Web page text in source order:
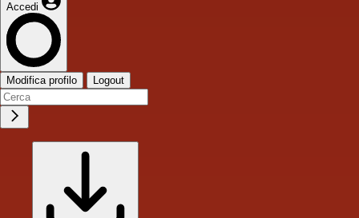
Accedi
Modifica profilo Logout